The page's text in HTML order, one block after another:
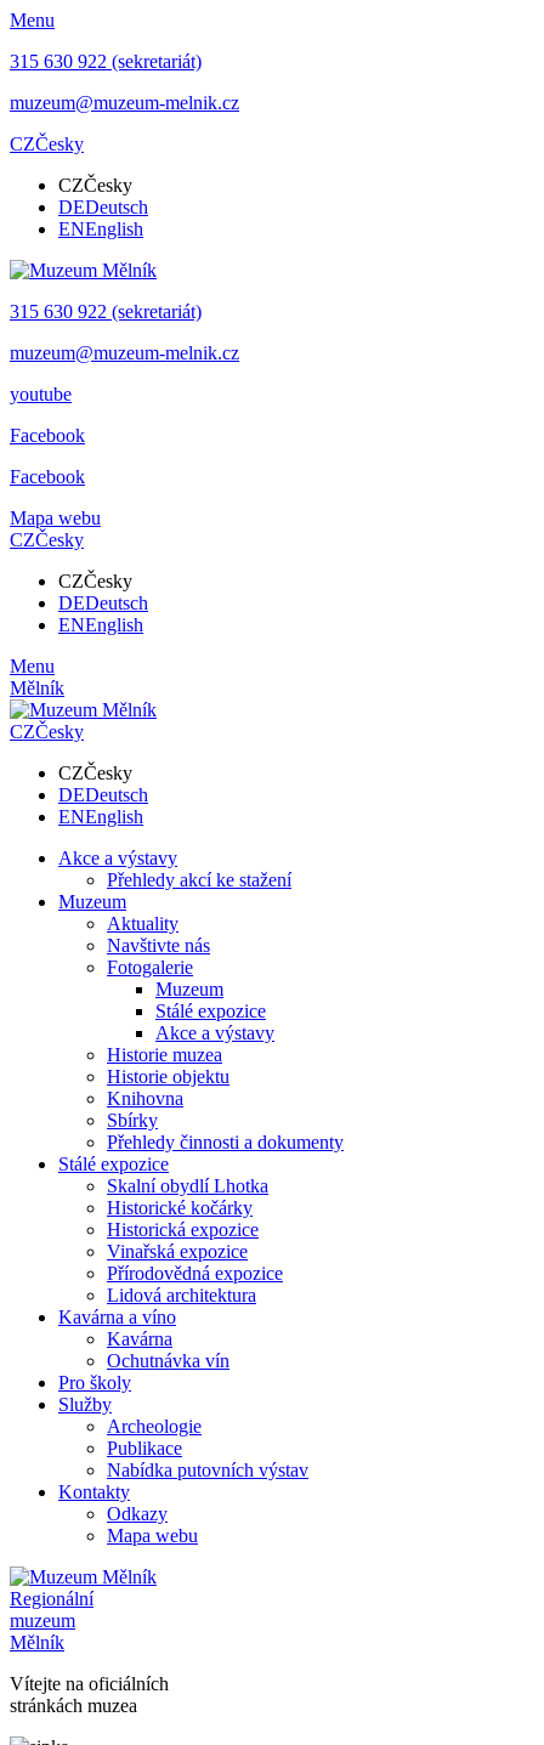
Menu
315 630 922 (sekretariát)
muzeum@muzeum-melnik.cz
CZČesky
CZČesky
DEDeutsch
ENEnglish
315 630 922 (sekretariát)
muzeum@muzeum-melnik.cz
youtube
Facebook
Facebook
Mapa webu
CZČesky
CZČesky
DEDeutsch
ENEnglish
Menu
Mělník
CZČesky
CZČesky
DEDeutsch
ENEnglish
Akce a výstavy
Přehledy akcí ke stažení
Muzeum
Aktuality
Navštivte nás
Fotogalerie
Muzeum
Stálé expozice
Akce a výstavy
Historie muzea
Historie objektu
Knihovna
Sbírky
Přehledy činnosti a dokumenty
Stálé expozice
Skalní obydlí Lhotka
Historické kočárky
Historická expozice
Vinařská expozice
Přírodovědná expozice
Lidová architektura
Kavárna a víno
Kavárna
Ochutnávka vín
Pro školy
Služby
Archeologie
Publikace
Nabídka putovních výstav
Kontakty
Odkazy
Mapa webu
Regionální
muzeum
Mělník
Vítejte na oficiálních
stránkách muzea